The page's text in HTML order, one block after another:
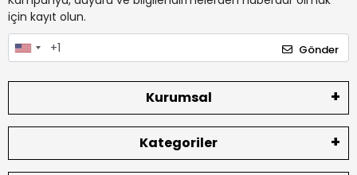
için kayıt olun.
Gönder
Kurumsal
Kategoriler